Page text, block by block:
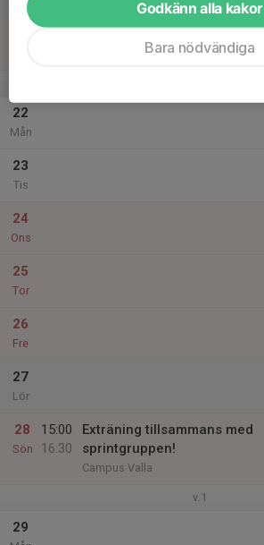
Campus Valla
22
Mån
23
Tis
24
Ons
25
Tor
26
Fre
27
Lör
28
Sön
15:00
16:30
Exträning tillsammans med
sprintgruppen!
Campus Valla
v.1
29
Godkänn alla kakor
Bara nödvändiga